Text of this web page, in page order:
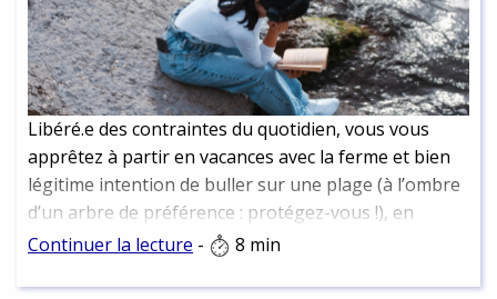
Libéré.e des contraintes du quotidien, vous vous
apprêtez à partir en vacances avec la ferme et bien
légitime intention de buller sur une plage (à l’ombre
d’un arbre de préférence : protégez-vous !), en
dégainant un roman bien dépaysant… Et si la période
Continuer la lecture - 8 min